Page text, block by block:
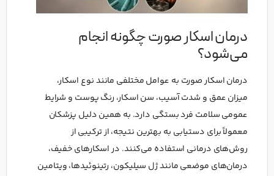
درمان اسکار صورت چگونه انجام
می‌شود؟
درمان اسکار صورت به عوامل مختلفی مانند نوع اسکار،
میزان عمق و شدت آسیب، سن اسکار، رنگ پوست و شرایط
عمومی سلامت فرد بستگی دارد. به همین دلیل پزشکان
معمولاً برای دستیابی به بهترین نتیجه، از ترکیبی از
روش‌های درمانی استفاده می‌کنند. در اسکارهای خفیف،
درمان‌های موضعی مانند ژل سیلیکون، رتینوئیدها، ویتامین